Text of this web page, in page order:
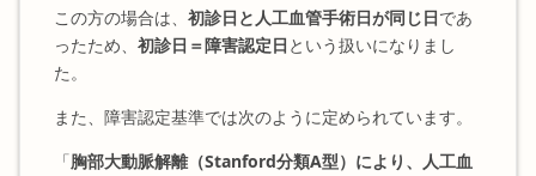
この方の場合は、 初診日と人工血管手術日が同じ日であ
ったため、 初診日＝障害認定日 という扱いになりまし
た。
また、障害認定基準では次のように定められています。
「胸部大動脈解離（Stanford分類A型）により、人工血